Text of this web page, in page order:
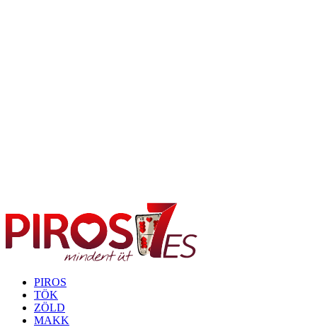
PIROS
TÖK
ZÖLD
MAKK